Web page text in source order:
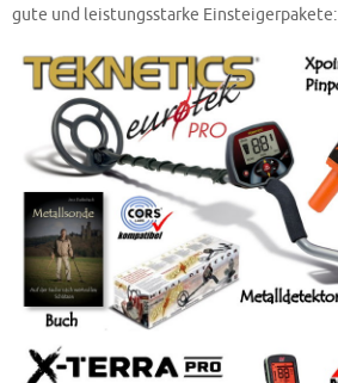
gute und leistungsstarke Einsteigerpakete: